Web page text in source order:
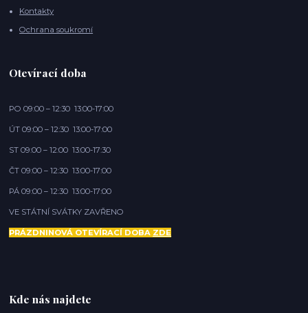
Kontakty
Ochrana soukromí
Otevírací doba
PO 09:00 – 12:30 13:00-17:00
ÚT 09:00 – 12:30 13:00-17:00
ST 09:00 – 12:00 13:00-17:30
ČT 09:00 – 12:30 13:00-17:00
PÁ 09:00 – 12:30 13:00-17:00
VE STÁTNÍ SVÁTKY ZAVŘENO
PRÁZDNINOVÁ OTEVÍRACÍ DOBA ZDE
Kde nás najdete